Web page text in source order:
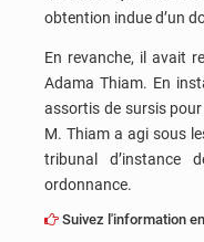
obtention indue d’un
En revanche, il avait
Adama Thiam. En
assortis de sursis
M. Thiam a agi sous
tribunal d’instance
ordonnance.
Suivez l'information